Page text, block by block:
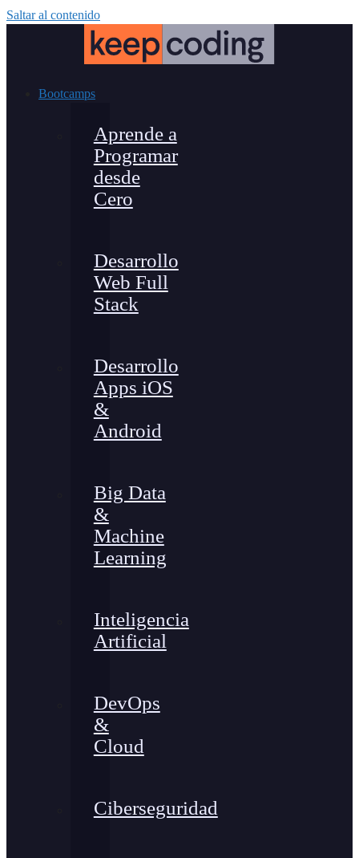
Saltar al contenido
Bootcamps
Aprende a
Programar
desde
Cero
Desarrollo
Web Full
Stack
Desarrollo
Apps iOS
&
Android
Big Data
&
Machine
Learning
Inteligencia
Artificial
DevOps
&
Cloud
Ciberseguridad